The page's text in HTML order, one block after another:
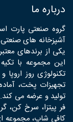
درباره ما
گروه صنعتی پارت
آشپزخانه های
یکی از برندهای
این مجموعه با
تکنولوژی روز اروپا
تجهیزات پخت،
تولید و عرضه می کند.
فر پیتزا، سرخ کن،
کافی شاپ، مجموعه